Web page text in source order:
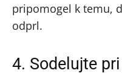
pripomogel k temu,
odprl.
4. Sodelujte